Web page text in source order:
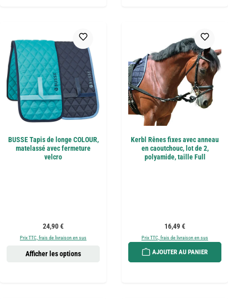
BUSSE Tapis de longe COLOUR,
matelassé avec fermeture
velcro
Prix régulier :
24,90 €
Prix TTC, frais de livraison en sus
Afficher les options
Kerbl Rênes fixes avec anneau
en caoutchouc, lot de 2,
polyamide, taille Full
Prix régulier :
16,49 €
Prix TTC, frais de livraison en sus
AJOUTER AU PANIER